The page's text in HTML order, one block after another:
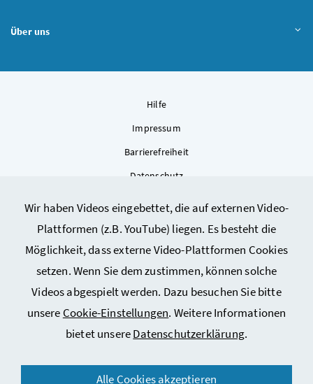
Wir haben Videos eingebettet, die auf externen Video-
Plattformen (z.B. YouTube) liegen. Es besteht die
Möglichkeit, dass externe Video-Plattformen Cookies
setzen. Wenn Sie dem zustimmen, können solche
Videos abgespielt werden. Dazu besuchen Sie bitte
unsere Cookie-Einstellungen. Weitere Informationen
bietet unsereDatenschutzerklärung.
Alle Cookies akzeptieren
Über uns
Hilfe
Impressum
Barrierefreiheit
Datenschutz
Sitemap
Cookie-Einstellungen
© 2026 Bundesministerium für Arbeit, Soziales, Gesundheit,